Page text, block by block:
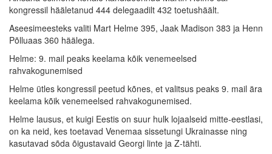
kongressil hääletanud 444 delegaadilt 432 toetushäält.
Aseesimeesteks valiti Mart Helme 395, Jaak Madison 383 ja Henn
Põlluaas 360 häälega.
Helme: 9. mail peaks keelama kõik venemeelsed
rahvakogunemised
Helme ütles kongressil peetud kõnes, et valitsus peaks 9. mail ära
keelama kõik venemeelsed rahvakogunemised.
Helme lausus, et kuigi Eestis on suur hulk lojaalseid mitte-eestlasi,
on ka neid, kes toetavad Venemaa sissetungi Ukrainasse ning
kasutavad sõda õigustavaid Georgi linte ja Z-tähti.